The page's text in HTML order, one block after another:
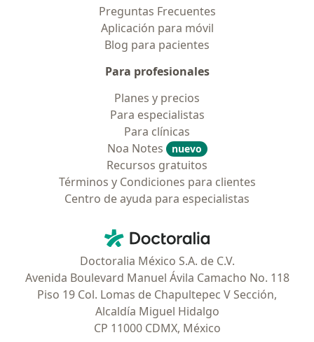
Preguntas Frecuentes
Aplicación para móvil
Blog para pacientes
Para profesionales
Planes y precios
Para especialistas
Para clínicas
Noa Notes
nuevo
Recursos gratuitos
Términos y Condiciones para clientes
Centro de ayuda para especialistas
Doctoralia - Página de inicio
Doctoralia México S.A. de C.V.
Avenida Boulevard Manuel Ávila Camacho No. 118
Piso 19 Col. Lomas de Chapultepec V Sección,
Alcaldía Miguel Hidalgo
CP 11000 CDMX, México